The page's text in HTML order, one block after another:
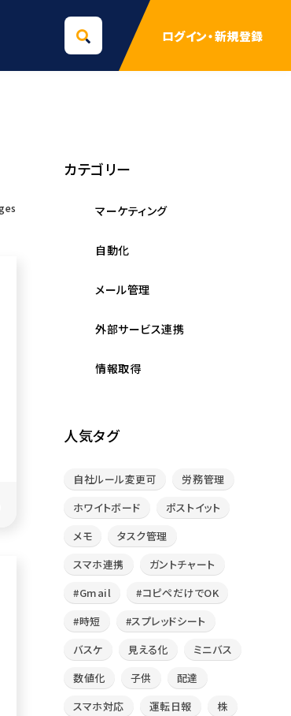
ログイン・新規登録
カテゴリー
マーケティング
自動化
メール管理
外部サービス連携
情報取得
人気タグ
自社ルール変更可
労務管理
ホワイトボード
ポストイット
メモ
タスク管理
スマホ連携
ガントチャート
#Gmail
#コピペだけでOK
#時短
#スプレッドシート
バスケ
見える化
ミニバス
数値化
子供
配達
スマホ対応
運転日報
株